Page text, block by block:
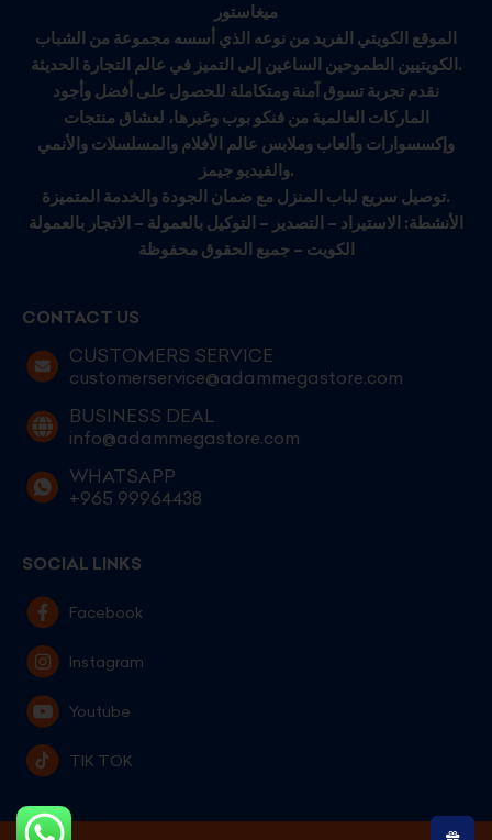
ميغاستور
الموقع الكويتي الفريد من نوعه الذي أسسه مجموعة من الشباب
الكويتيين الطموحين الساعين إلى التميز في عالم التجارة الحديثة.
نقدم تجربة تسوق آمنة ومتكاملة للحصول على أفضل وأجود
الماركات العالمية من فنكو بوب وغيرها، لعشاق منتجات
وإكسسوارات وألعاب وملابس عالم الأفلام والمسلسلات والأنمي
والفيديو جيمز.
توصيل سريع لباب المنزل مع ضمان الجودة والخدمة المتميزة.
الأنشطة: الاستيراد – التصدير – التوكيل بالعمولة – الاتجار بالعمولة
الكويت – جميع الحقوق محفوظة
CONTACT US
CUSTOMERS SERVICE
customerservice@adammegastore.com
BUSINESS DEAL
info@adammegastore.com
WHATSAPP
+965 99964438
SOCIAL LINKS
Facebook
Instagram
Youtube
TIK TOK